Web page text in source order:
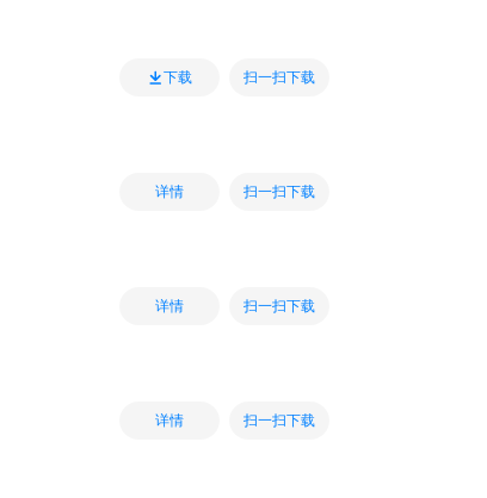
下载 扫一扫下载
详情 扫一扫下载
详情 扫一扫下载
详情 扫一扫下载